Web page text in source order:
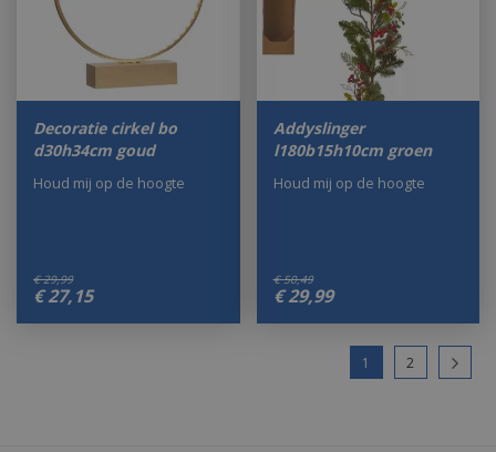
Decoratie cirkel bo
d30h34cm goud
€ 29,99
€27,15
Houd mij op de hoogte
Addyslinger
l180b15h10cm groen
€ 50,49
€ 29,99
Houd mij op de hoogte
1 2